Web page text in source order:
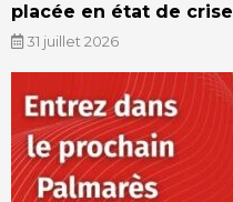
placée en état de crise
31 juillet 2026